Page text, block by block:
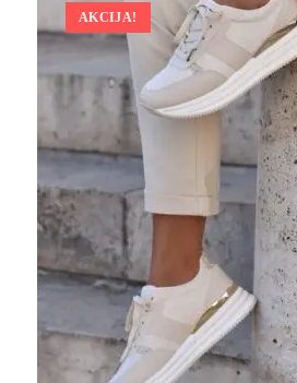
AKCIJA!